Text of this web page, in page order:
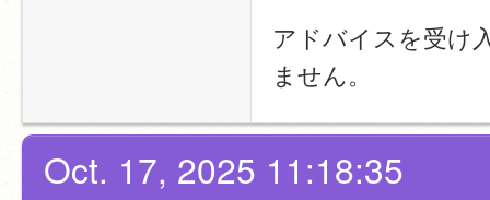
アドバイスを受け
ません。
Oct. 17, 2025 11:18:35